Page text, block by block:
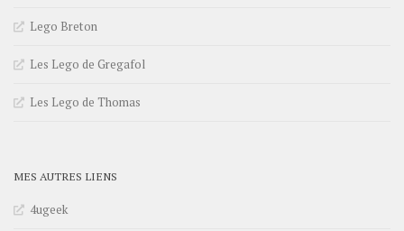
Lego Breton
Les Lego de Gregafol
Les Lego de Thomas
MES AUTRES LIENS
4ugeek